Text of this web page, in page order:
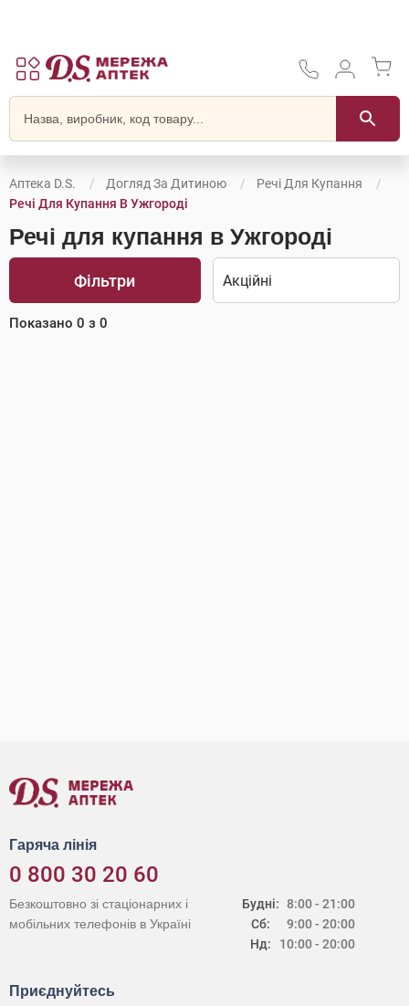
Аптека D.S. Догляд За Дитиною
Речі Для Купання
Речі Для Купання В Ужгороді
Речі для купання в Ужгороді
Фільтри
Показано 0 з 0
Гаряча лінія
0 800 30 20 60
Будні:
Сб:
Нд:
8:00 - 21:00
9:00 - 20:00
10:00 - 20:00
Безкоштовно зі стаціонарних і
мобільних телефонів в Україні
Приєднуйтесь